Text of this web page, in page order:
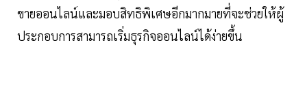
ขายออนไลน์และมอบสิทธิพิเศษอีกมากมายที่จะช่วยให้ผู้
ประกอบการสามารถเริ่มธุรกิจออนไลน์ได้ง่ายขึ้น